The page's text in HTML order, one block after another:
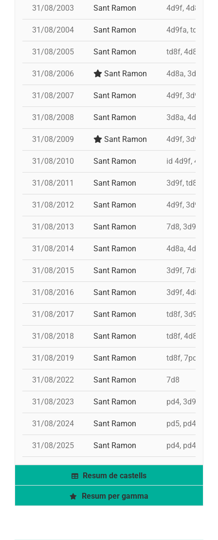
31/08/2003 Sant Ramon 4d9f, 4d8a,
31/08/2004 Sant Ramon 4d9fa, td9fm,
31/08/2005 Sant Ramon td8f, 4d8a,
31/08/2006 Sant Ramon 4d8a, 3d8,
31/08/2007 Sant Ramon 4d9f, 3d9f,
31/08/2008 Sant Ramon 3d8a, 4d9f,
31/08/2009 Sant Ramon 4d9f, 3d9fa,
31/08/2010 Sant Ramon id 4d9f, 4d9f,
31/08/2011 Sant Ramon 3d9f, td8, id
31/08/2012 Sant Ramon 4d9f, 3d9f,
31/08/2013 Sant Ramon 7d8, 3d9f,
31/08/2014 Sant Ramon 4d8a, 4d9f,
31/08/2015 Sant Ramon 3d9f, 7d8,
31/08/2016 Sant Ramon 3d9f, 4d8a,
31/08/2017 Sant Ramon td8f, 3d9f,
31/08/2018 Sant Ramon td8f, 4d8, 3d8,
31/08/2019 Sant Ramon td8f, 7pd5, pd5
31/08/2022 Sant Ramon 7d8
31/08/2023 Sant Ramon pd4,
31/08/2024 Sant Ramon pd5, pd4, 4d8,
31/08/2025 Sant Ramon pd4, pd4,
Resum de castells
Resum per gamma